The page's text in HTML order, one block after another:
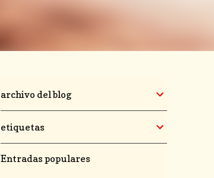
archivo del blog
etiquetas
Entradas populares